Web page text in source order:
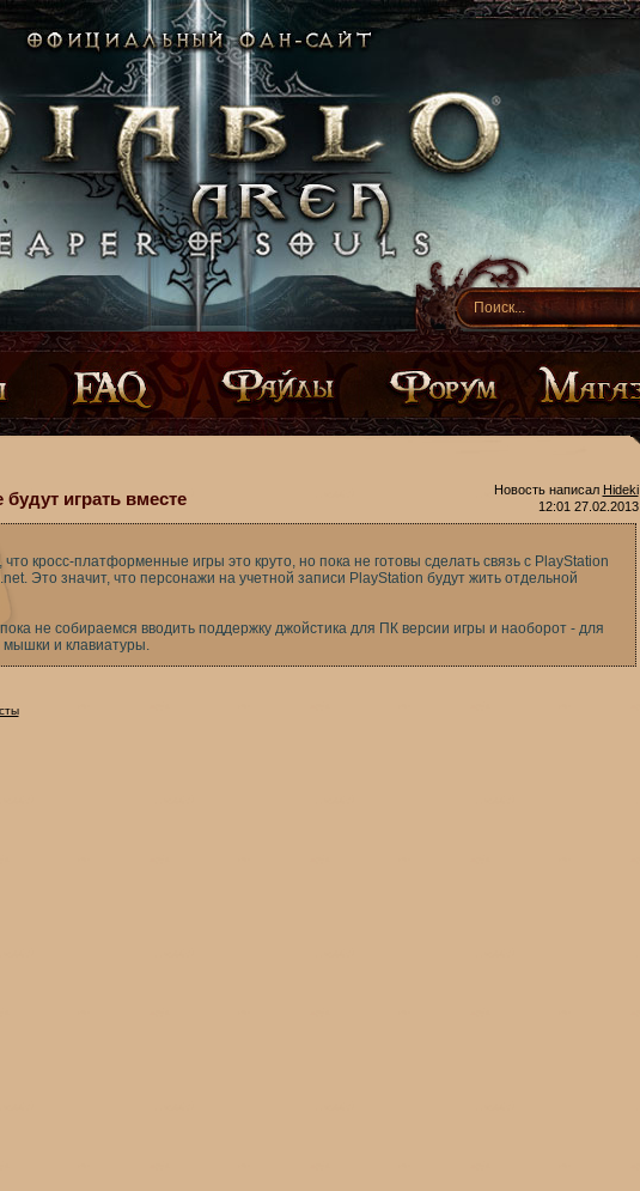
играть вместе Новость написал Hideki
12:01 27.02.2013
кросс-платформенные игры это круто, но пока не готовы сделать связь с PlayStation
Это значит, что персонажи на учетной записи PlayStation будут жить отдельной
не собираемся вводить поддержку джойстика для ПК версии игры и наоборот - для
мышки и клавиатуры.